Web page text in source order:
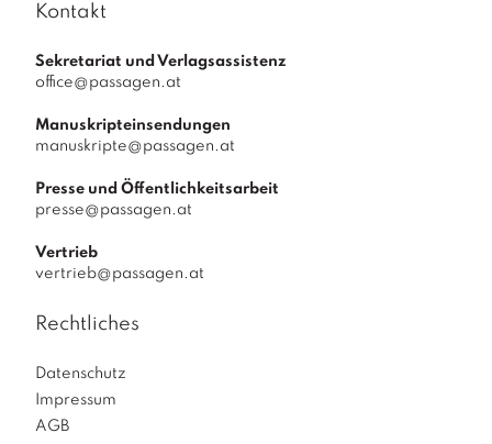
Kontakt
Sekretariat und Verlagsassistenz
office@passagen.at
Manuskripteinsendungen
manuskripte@passagen.at
Presse und Öffentlichkeitsarbeit
presse@passagen.at
Vertrieb
vertrieb@passagen.at
Rechtliches
Datenschutz
Impressum
AGB